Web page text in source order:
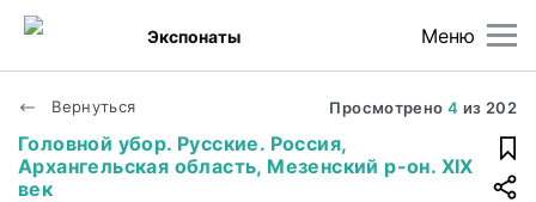
Меню
Экспонаты
Вернуться Просмотрено 4 из 202
Головной убор. Русские. Россия,
Архангельская область, Мезенский р-он. XIX
век